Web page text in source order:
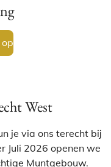
West
je via ons terecht bij
Juli 2026 openen we
Muntgebouw.